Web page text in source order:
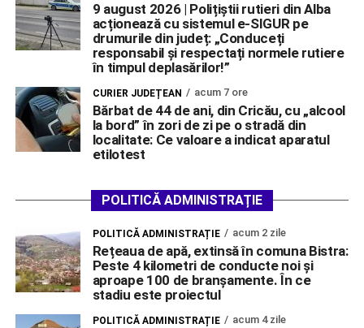
9 august 2026 | Polițiștii rutieri din Alba
acționează cu sistemul e-SIGUR pe
drumurile din județ: „Conduceți
responsabil și respectați normele rutiere
în timpul deplasărilor!”
CURIER JUDEȚEAN acum 7 ore
Bărbat de 44 de ani, din Cricău, cu „alcool
la bord” în zori de zi pe o stradă din
localitate: Ce valoare a indicat aparatul
etilotest
POLITICĂ ADMINISTRAȚIE
POLITICĂ ADMINISTRAȚIE acum 2 zile
Rețeaua de apă, extinsă în comuna Bistra:
Peste 4 kilometri de conducte noi și
aproape 100 de branșamente. În ce
stadiu este proiectul
POLITICĂ ADMINISTRAȚIE acum 4 zile